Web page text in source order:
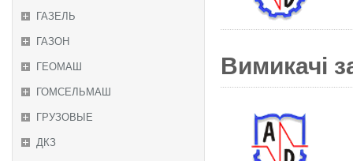
ГАЗЕЛЬ
ГАЗОН
ГЕОМАШ
ГОМСЕЛЬМАШ
ГРУЗОВЫЕ
ДКЗ
Вимикачі